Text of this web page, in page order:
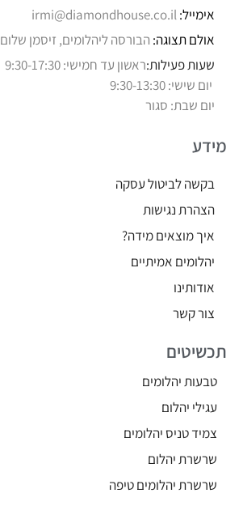
אימייל:irmi@diamondhouse.co.il
אולם תצוגה: הבורסה ליהלומים, זיסמן שלום 1, רמת גן
שעות פעילות:ראשון עד חמישי: 9:30-17:30
יום שישי: 9:30-13:30
יום שבת: סגור
מידע
בקשה לביטול עסקה
הצהרת נגישות
איך מוצאים מידה?
יהלומים אמיתיים
אודותינו
צור קשר
תכשיטים
טבעות יהלומים
עגילי יהלום
צמיד טניס יהלומים
שרשרת יהלום
שרשרת יהלומים טיפה